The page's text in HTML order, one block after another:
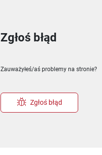
Zgłoś błąd
Zauważyłeś/aś problemy na stronie?
Zgłoś błąd